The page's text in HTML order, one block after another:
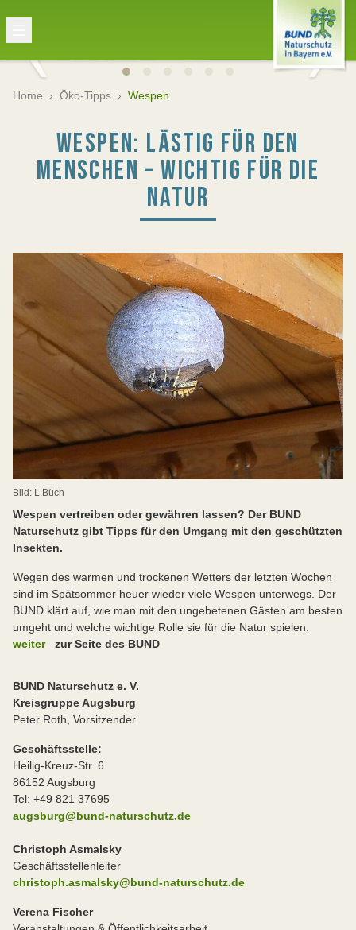
Home › Öko-Tipps › Wespen
WESPEN: LÄSTIG FÜR DEN
MENSCHEN – WICHTIG FÜR DIE
NATUR
Bild: L.Büch
Wespen vertreiben oder gewähren lassen? Der BUND
Naturschutz gibt Tipps für den Umgang mit den geschützten
Insekten.
Wegen des warmen und trockenen Wetters der letzten Wochen
sind im Spätsommer heuer wieder viele Wespen unterwegs. Der
BUND klärt auf, wie man mit den ungebetenen Gästen am besten
umgeht und welche wichtige Rolle sie für die Natur spielen.
weiter
zur Seite des BUND
BUND Naturschutz e. V.
Kreisgruppe Augsburg
Peter Roth, Vorsitzender
Geschäftsstelle:
Heilig-Kreuz-Str. 6
86152 Augsburg
Tel: +49 821 37695
augsburg@bund-naturschutz.de
Christoph Asmalsky
Geschäftsstellenleiter
christoph.asmalsky@bund-naturschutz.de
Verena Fischer